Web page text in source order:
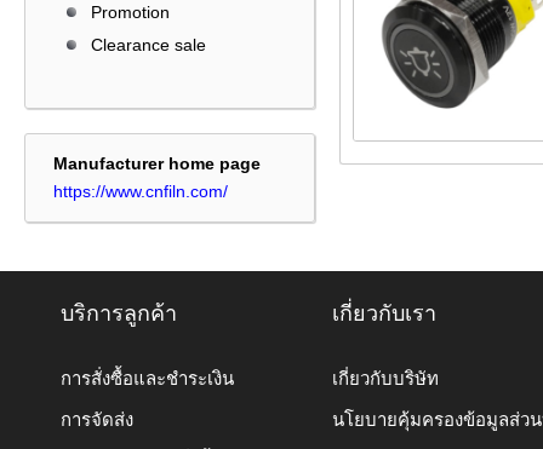
Promotion
Clearance sale
Manufacturer home page
https://www.cnfiln.com/
บริการลูกค้า
การสั่งซื้อและชำระเงิน
การจัดส่ง
เกี่ยวกับเรา
เกี่ยวกับบริษัท
นโยบายคุ้มครองข้อมูลส่ว